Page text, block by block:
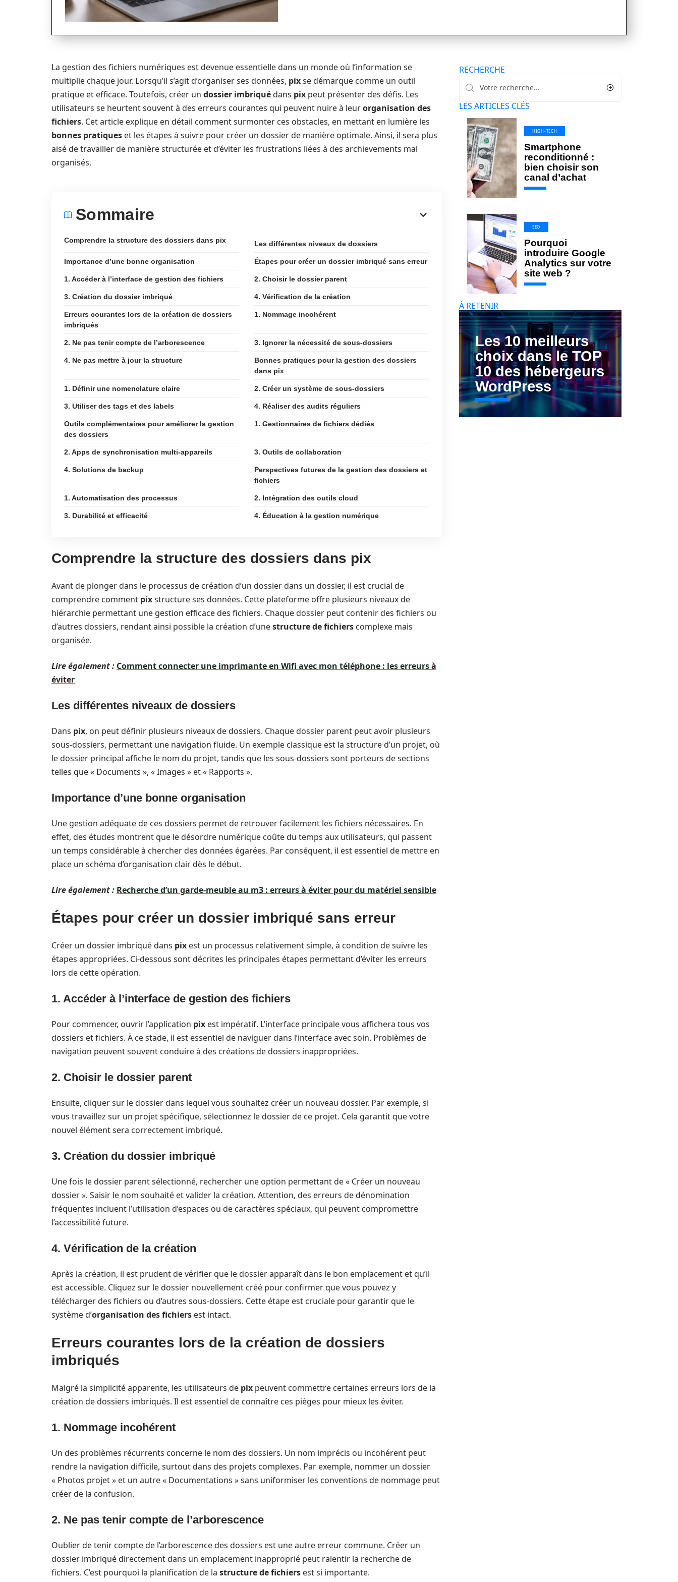
La gestion des fichiers numériques est devenue essentielle dans un monde où l’information se
multiplie chaque jour. Lorsqu’il s’agit d’organiser ses données, pixse démarque comme un outil
pratique et efficace. Toutefois, créer un dossier imbriquédans pix peut présenter des défis. Les
utilisateurs se heurtent souvent à des erreurs courantes qui peuvent nuire à leurorganisation des
fichiers. Cet article explique en détail comment surmonter ces obstacles, en mettant en lumière les
bonnes pratiques et les étapes à suivre pour créer un dossier de manière optimale. Ainsi, il sera plus
aisé de travailler de manière structurée et d’éviter les frustrations liées à des archievements mal
organisés.
Sommaire
Comprendre la structure des dossiers dans pix Les différentes niveaux de dossiers
Importance d’une bonne organisation Étapes pour créer un dossier imbriqué sans erreur
1. Accéder à l’interface de gestion des fichiers 2. Choisir le dossier parent
3. Création du dossier imbriqué 4. Vérification de la création
Erreurs courantes lors de la création de dossiers
imbriqués
1. Nommage incohérent
2. Ne pas tenir compte de l’arborescence 3. Ignorer la nécessité de sous-dossiers
4. Ne pas mettre à jour la structure
Bonnes pratiques pour la gestion des dossiers
dans pix
1. Définir une nomenclature claire 2. Créer un système de sous-dossiers
3. Utiliser des tags et des labels 4. Réaliser des audits réguliers
Outils complémentaires pour améliorer la gestion
des dossiers
1. Gestionnaires de fichiers dédiés
2. Apps de synchronisation multi-appareils 3. Outils de collaboration
4. Solutions de backup
Perspectives futures de la gestion des dossiers et
fichiers
1. Automatisation des processus 2. Intégration des outils cloud
3. Durabilité et efficacité 4. Éducation à la gestion numérique
Comprendre la structure des dossiers dans pix
Avant de plonger dans le processus de création d’un dossier dans un dossier, il est crucial de
comprendre comment pixstructure ses données. Cette plateforme offre plusieurs niveaux de
hiérarchie permettant une gestion efficace des fichiers. Chaque dossier peut contenir des fichiers ou
d’autres dossiers, rendant ainsi possible la création d’unestructure de fichiers complexe mais
organisée.
Lire également : Comment connecter une imprimante en Wifi avec mon téléphone : les erreurs à
éviter
Les différentes niveaux de dossiers
Dans pix, on peut définir plusieurs niveaux de dossiers. Chaque dossier parent peut avoir plusieurs
sous-dossiers, permettant une navigation fluide. Un exemple classique est la structure d’un projet, où
le dossier principal affiche le nom du projet, tandis que les sous-dossiers sont porteurs de sections
telles que « Documents », « Images » et « Rapports ».
Importance d’une bonne organisation
Une gestion adéquate de ces dossiers permet de retrouver facilement les fichiers nécessaires. En
effet, des études montrent que le désordre numérique coûte du temps aux utilisateurs, qui passent
un temps considérable à chercher des données égarées. Par conséquent, il est essentiel de mettre en
place un schéma d’organisation clair dès le début.
Lire également : Recherche d’un garde-meuble au m3 : erreurs à éviter pour du matériel sensible
Étapes pour créer un dossier imbriqué sans erreur
Créer un dossier imbriqué dans pix est un processus relativement simple, à condition de suivre les
étapes appropriées. Ci-dessous sont décrites les principales étapes permettant d’éviter les erreurs
lors de cette opération.
1. Accéder à l’interface de gestion des fichiers
Pour commencer, ouvrir l’application pix est impératif. L’interface principale vous affichera tous vos
dossiers et fichiers. À ce stade, il est essentiel de naviguer dans l’interface avec soin. Problèmes de
navigation peuvent souvent conduire à des créations de dossiers inappropriées.
2. Choisir le dossier parent
Ensuite, cliquer sur le dossier dans lequel vous souhaitez créer un nouveau dossier. Par exemple, si
vous travaillez sur un projet spécifique, sélectionnez le dossier de ce projet. Cela garantit que votre
nouvel élément sera correctement imbriqué.
3. Création du dossier imbriqué
Une fois le dossier parent sélectionné, rechercher une option permettant de « Créer un nouveau
dossier ». Saisir le nom souhaité et valider la création. Attention, des erreurs de dénomination
fréquentes incluent l’utilisation d’espaces ou de caractères spéciaux, qui peuvent compromettre
l’accessibilité future.
4. Vérification de la création
Après la création, il est prudent de vérifier que le dossier apparaît dans le bon emplacement et qu’il
est accessible. Cliquez sur le dossier nouvellement créé pour confirmer que vous pouvez y
télécharger des fichiers ou d’autres sous-dossiers. Cette étape est cruciale pour garantir que le
système d’organisation des fichiers est intact.
Erreurs courantes lors de la création de dossiers
imbriqués
Malgré la simplicité apparente, les utilisateurs de pix peuvent commettre certaines erreurs lors de la
création de dossiers imbriqués. Il est essentiel de connaître ces pièges pour mieux les éviter.
1. Nommage incohérent
Un des problèmes récurrents concerne le nom des dossiers. Un nom imprécis ou incohérent peut
rendre la navigation difficile, surtout dans des projets complexes. Par exemple, nommer un dossier
« Photos projet » et un autre « Documentations » sans uniformiser les conventions de nommage peut
créer de la confusion.
2. Ne pas tenir compte de l’arborescence
Oublier de tenir compte de l’arborescence des dossiers est une autre erreur commune. Créer un
dossier imbriqué directement dans un emplacement inapproprié peut ralentir la recherche de
fichiers. C’est pourquoi la planification de la structure de fichiers est si importante.
RECHERCHE
LES ARTICLES CLÉS
HIGH-TECH
Smartphone
reconditionné :
bien choisir son
canal d’achat
SEO
Pourquoi
introduire Google
Analytics sur votre
site web ?
À RETENIR
Les 10 meilleurs
choix dans le TOP
10 des hébergeurs
WordPress